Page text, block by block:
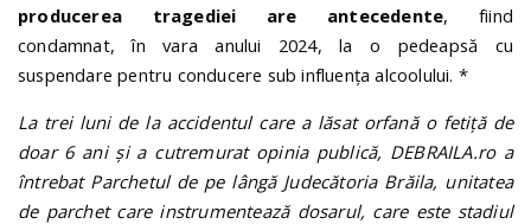
producerea tragediei are antecedente, fiind
condamnat, în vara anului 2024, la o pedeapsă cu
suspendare pentru conducere sub influența alcoolului. *
La trei luni de la accidentul care a lăsat orfană o fetiță de
doar 6 ani și a cutremurat opinia publică, DEBRAILA.ro a
întrebat Parchetul de pe lângă Judecătoria Brăila, unitatea
de parchet care instrumentează dosarul, care este stadiul